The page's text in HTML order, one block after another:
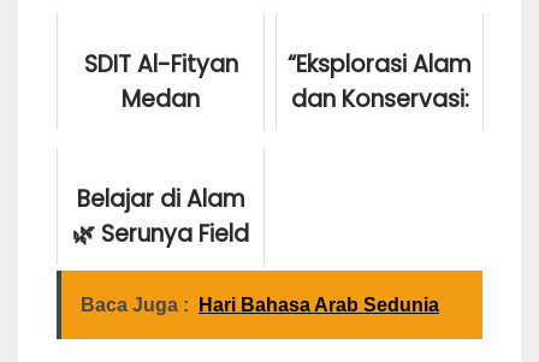
SDIT Al-Fityan
Medan
21001:2018
sebagai Upaya
Penguatan Mutu
Pendidika...
“Eksplorasi Alam
dan Konservasi:
Kunjungan ke
SOCFINDO
Cons...
Belajar di Alam
🌿 Serunya Field
Trip ke Hutan
Mangrove!
Baca Juga : Hari Bahasa Arab Sedunia